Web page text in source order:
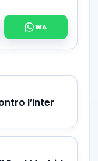
l’Inter